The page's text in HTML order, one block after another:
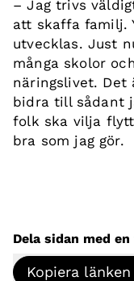
– Jag trivs
att skaffa familj.
utvecklas. Just
många skolor
näringslivet.
bidra till sådant
folk ska vilja
bra som jag gör.
Dela sidan med en
Kopiera